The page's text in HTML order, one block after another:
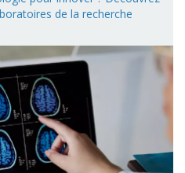
de la recherche